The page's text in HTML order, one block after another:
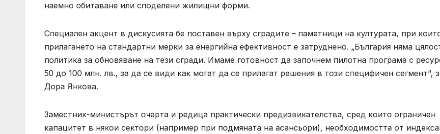
наемно обитаване или споделени жилищни форми.
Специален акцент в дискусията бе поставен върху сградите – паметници на културата, при
прилагането на стандартни мерки за енергийна ефективност е затруднено. „България няма
политика за обновяване на тези сгради. Имаме готовност да започнем пилотна програма с
50 до 100 млн. лв., за да се види как могат да се прилагат решения в този специфичен сегмент“,
Дора Янкова.
Заместник-министърът очерта и редица практически предизвикателства, сред които ограничен
капацитет в някои сектори (например при подмяната на асансьори), необходимостта от